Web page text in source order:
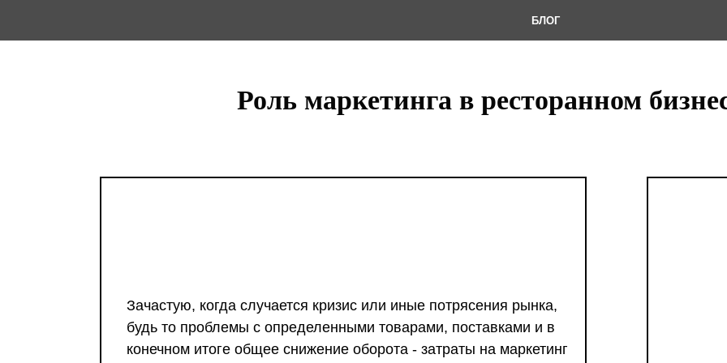
БЛОГ
Роль маркетинга в ресторанном
Зачастую, когда случается кризис или иные потрясения рынка,
будь то проблемы с определенными товарами, поставками и в
конечном итоге общее снижение оборота - затраты на маркетинг